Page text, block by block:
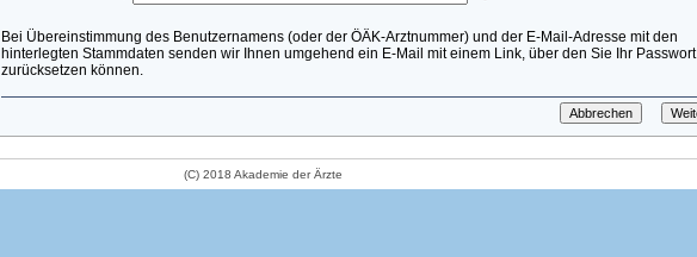
Bei Übereinstimmung des Benutzernamens (oder der ÖÄK-Arztnummer) und der E-Mail-Adresse mit den
hinterlegten Stammdaten senden wir Ihnen umgehend ein E-Mail mit einem Link, über den Sie Ihr Passwort
zurücksetzen können.
(C) 2018 Akademie der Ärzte